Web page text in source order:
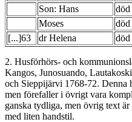
Son: Hans
död
Moses
död
[...]63
dr Helena död
2. Husförhörs- och
Kangos, Junosuando,
och Sieppijärvi 1768-72. Denna
men förefaller i övrigt vara
ganska tydliga, men övrig text
med liten handstil.